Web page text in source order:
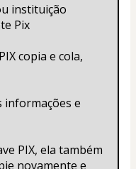
instituição
Pix
copia e cola,
informações e
PIX, ela também
novamente e